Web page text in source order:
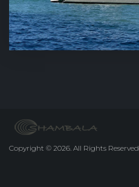
Copyright © 2026. All Rights Reserved